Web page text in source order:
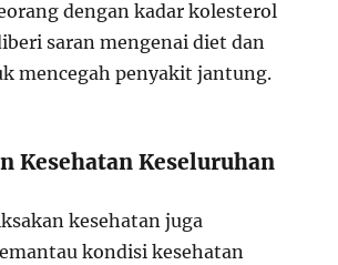
dengan kadar kolesterol
saran mengenai diet dan
mencegah penyakit jantung.
Kesehatan Keseluruhan
kesehatan juga
kondisi kesehatan